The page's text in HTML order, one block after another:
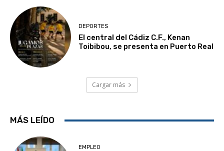
DEPORTES
El central del Cádiz C.F., Kenan
Toibibou, se presenta en Puerto Real
Cargar más
MÁS LEÍDO
EMPLEO